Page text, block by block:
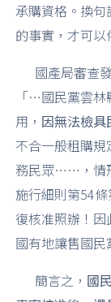
承購資格。換
的事實，才可以
國產局審查發
「…國民黨雲
用， 因無法檢
不合一般租購
務民眾……，情
施行細則第54
復核准照辦！
國有地讓售國民
簡言之， 國